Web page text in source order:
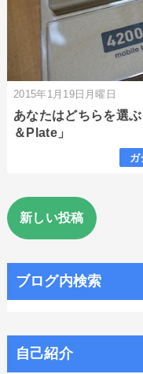
2015年1月19日月曜日
あなたはどちらを選
＆Plate」
ガ
新しい投稿
ブログ内検索
自己紹介